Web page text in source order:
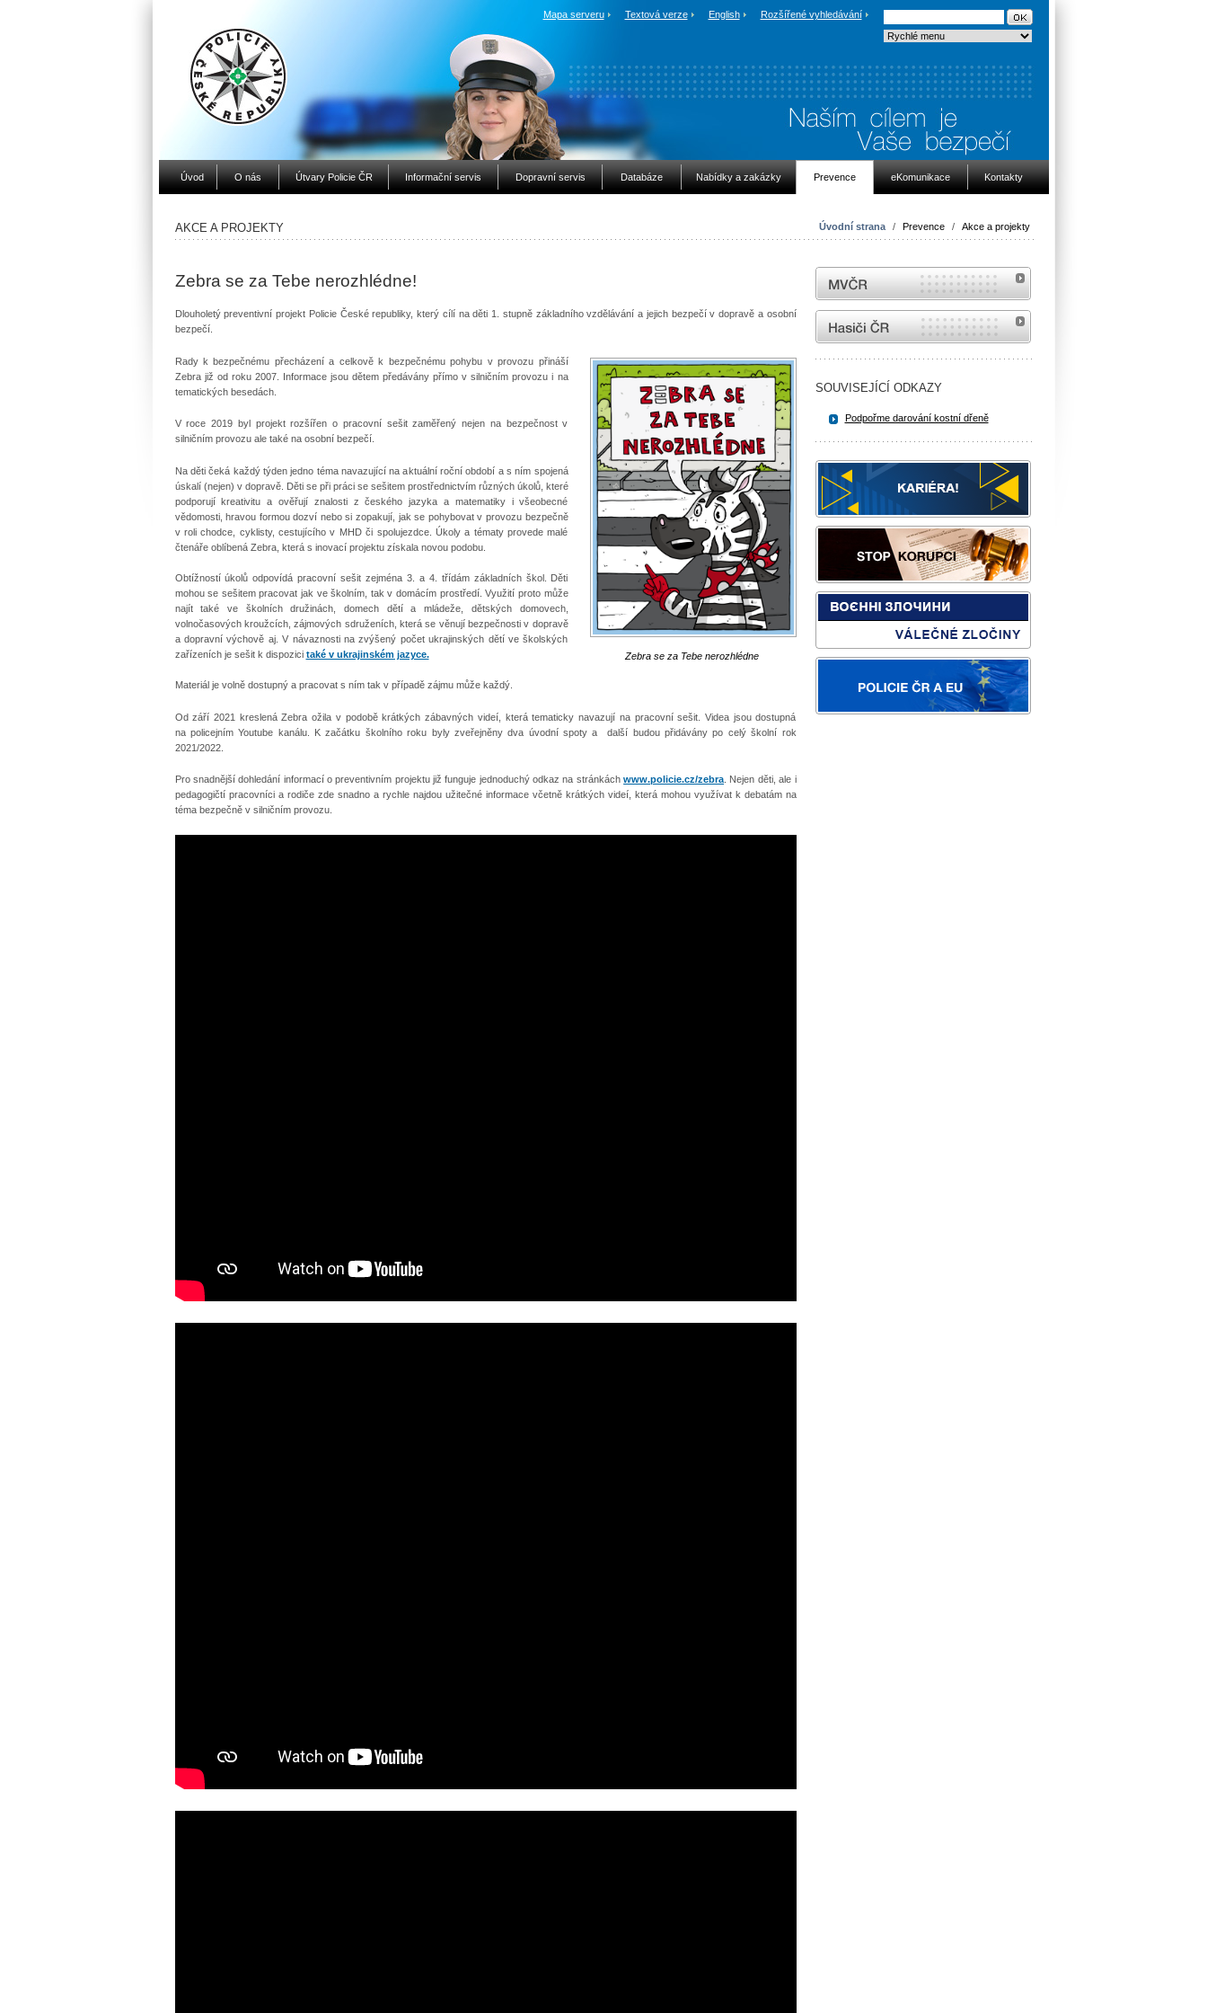
Mapa serveru Textová verze English Rozšířené vyhledávání
Úvod O nás Útvary Policie ČR Informační servis Dopravní servis Databáze Nabídky a zakázky Prevence eKomunikace Kontakty
Úvodní strana / Prevence / Akce a projekty
AKCE A PROJEKTY
Zebra se za Tebe nerozhlédne!
Dlouholetý preventivní projekt Policie České republiky, který cílí na děti 1. stupně základního vzdělávání a jejich bezpečí v dopravě a osobní
bezpečí.
Zebra se za Tebe nerozhlédne
Rady k bezpečnému přecházení a celkově k bezpečnému pohybu v provozu přináší
Zebra již od roku 2007. Informace jsou dětem předávány přímo v silničním provozu i na
tematických besedách.
V roce 2019 byl projekt rozšířen o pracovní sešit zaměřený nejen na bezpečnost v
silničním provozu ale také na osobní bezpečí.
Na děti čeká každý týden jedno téma navazující na aktuální roční období a s ním spojená
úskalí (nejen) v dopravě. Děti se při práci se sešitem prostřednictvím různých úkolů, které
podporují kreativitu a ověřují znalosti z českého jazyka a matematiky i všeobecné
vědomosti, hravou formou dozví nebo si zopakují, jak se pohybovat v provozu bezpečně
v roli chodce, cyklisty, cestujícího v MHD či spolujezdce. Úkoly a tématy provede malé
čtenáře oblíbená Zebra, která s inovací projektu získala novou podobu.
Obtížností úkolů odpovídá pracovní sešit zejména 3. a 4. třídám základních škol. Děti
mohou se sešitem pracovat jak ve školním, tak v domácím prostředí. Využití proto může
najít také ve školních družinách, domech dětí a mládeže, dětských domovech,
volnočasových kroužcích, zájmových sdruženích, která se věnují bezpečnosti v dopravě
a dopravní výchově aj. V návaznosti na zvýšený počet ukrajinských dětí ve školských
zařízeních je sešit k dispozici také v ukrajinském jazyce.
Materiál je volně dostupný a pracovat s ním tak v případě zájmu může každý.
Od září 2021 kreslená Zebra ožila v podobě krátkých zábavných videí, která tematicky navazují na pracovní sešit. Videa jsou dostupná
na policejním Youtube kanálu. K začátku školního roku byly zveřejněny dva úvodní spoty a další budou přidávány po celý školní rok
2021/2022.
Pro snadnější dohledání informací o preventivním projektu již funguje jednoduchý odkaz na stránkáchwww.policie.cz/zebra. Nejen děti, ale i
pedagogičtí pracovníci a rodiče zde snadno a rychle najdou užitečné informace včetně krátkých videí, která mohou využívat k debatám na
téma bezpečně v silničním provozu.
MVČR
internetové stránky Hasiči ČR
SOUVISEJÍCÍ ODKAZY
Podpořme darování kostní dřeně